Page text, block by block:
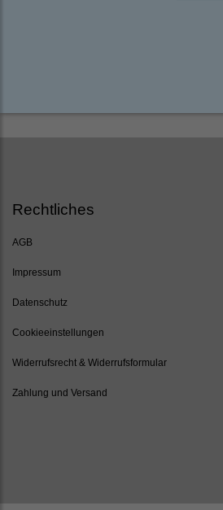
Rechtliches
AGB
Impressum
Datenschutz
Cookieeinstellungen
Widerrufsrecht & Widerrufsformular
Zahlung und Versand